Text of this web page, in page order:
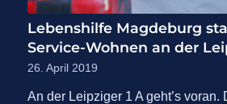
Lebenshilfe Magdeburg
Service-Wohnen an der
26. April 2019
An der Leipziger 1 A geht’s voran.